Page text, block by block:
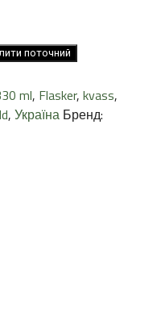
поточний
ml, Flasker, kvass,
, Україна Бренд: